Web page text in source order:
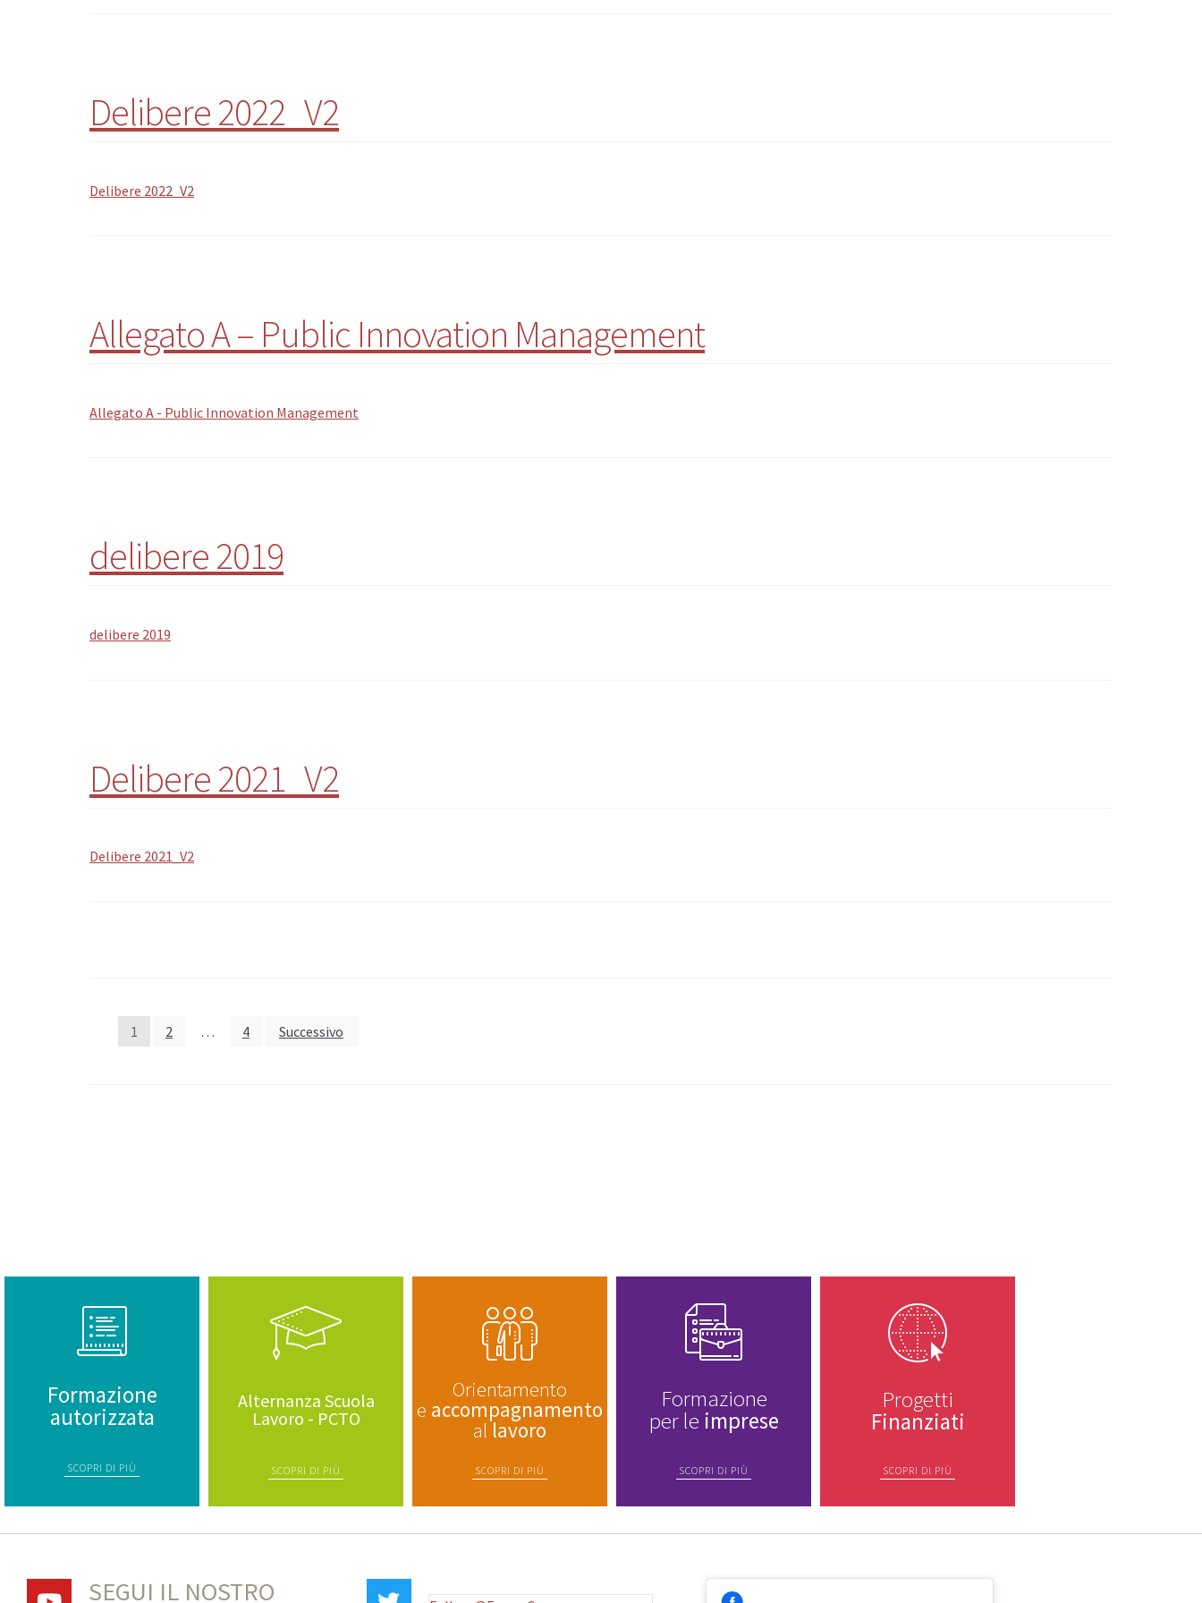
Delibere 2022_V2
Delibere 2022_V2
Allegato A – Public Innovation Management
Allegato A - Public Innovation Management
delibere 2019
delibere 2019
Delibere 2021_V2
Delibere 2021_V2
1 2 … 4 Successivo
Formazione
autorizzata
SCOPRI DI PIÙ
Alternanza Scuola
Lavoro - PCTO
SCOPRI DI PIÙ
Orientamento
e accompagnamento
allavoro
SCOPRI DI PIÙ
Formazione
per le imprese
SCOPRI DI PIÙ
Progetti
Finanziati
SCOPRI DI PIÙ
SEGUI IL NOSTRO